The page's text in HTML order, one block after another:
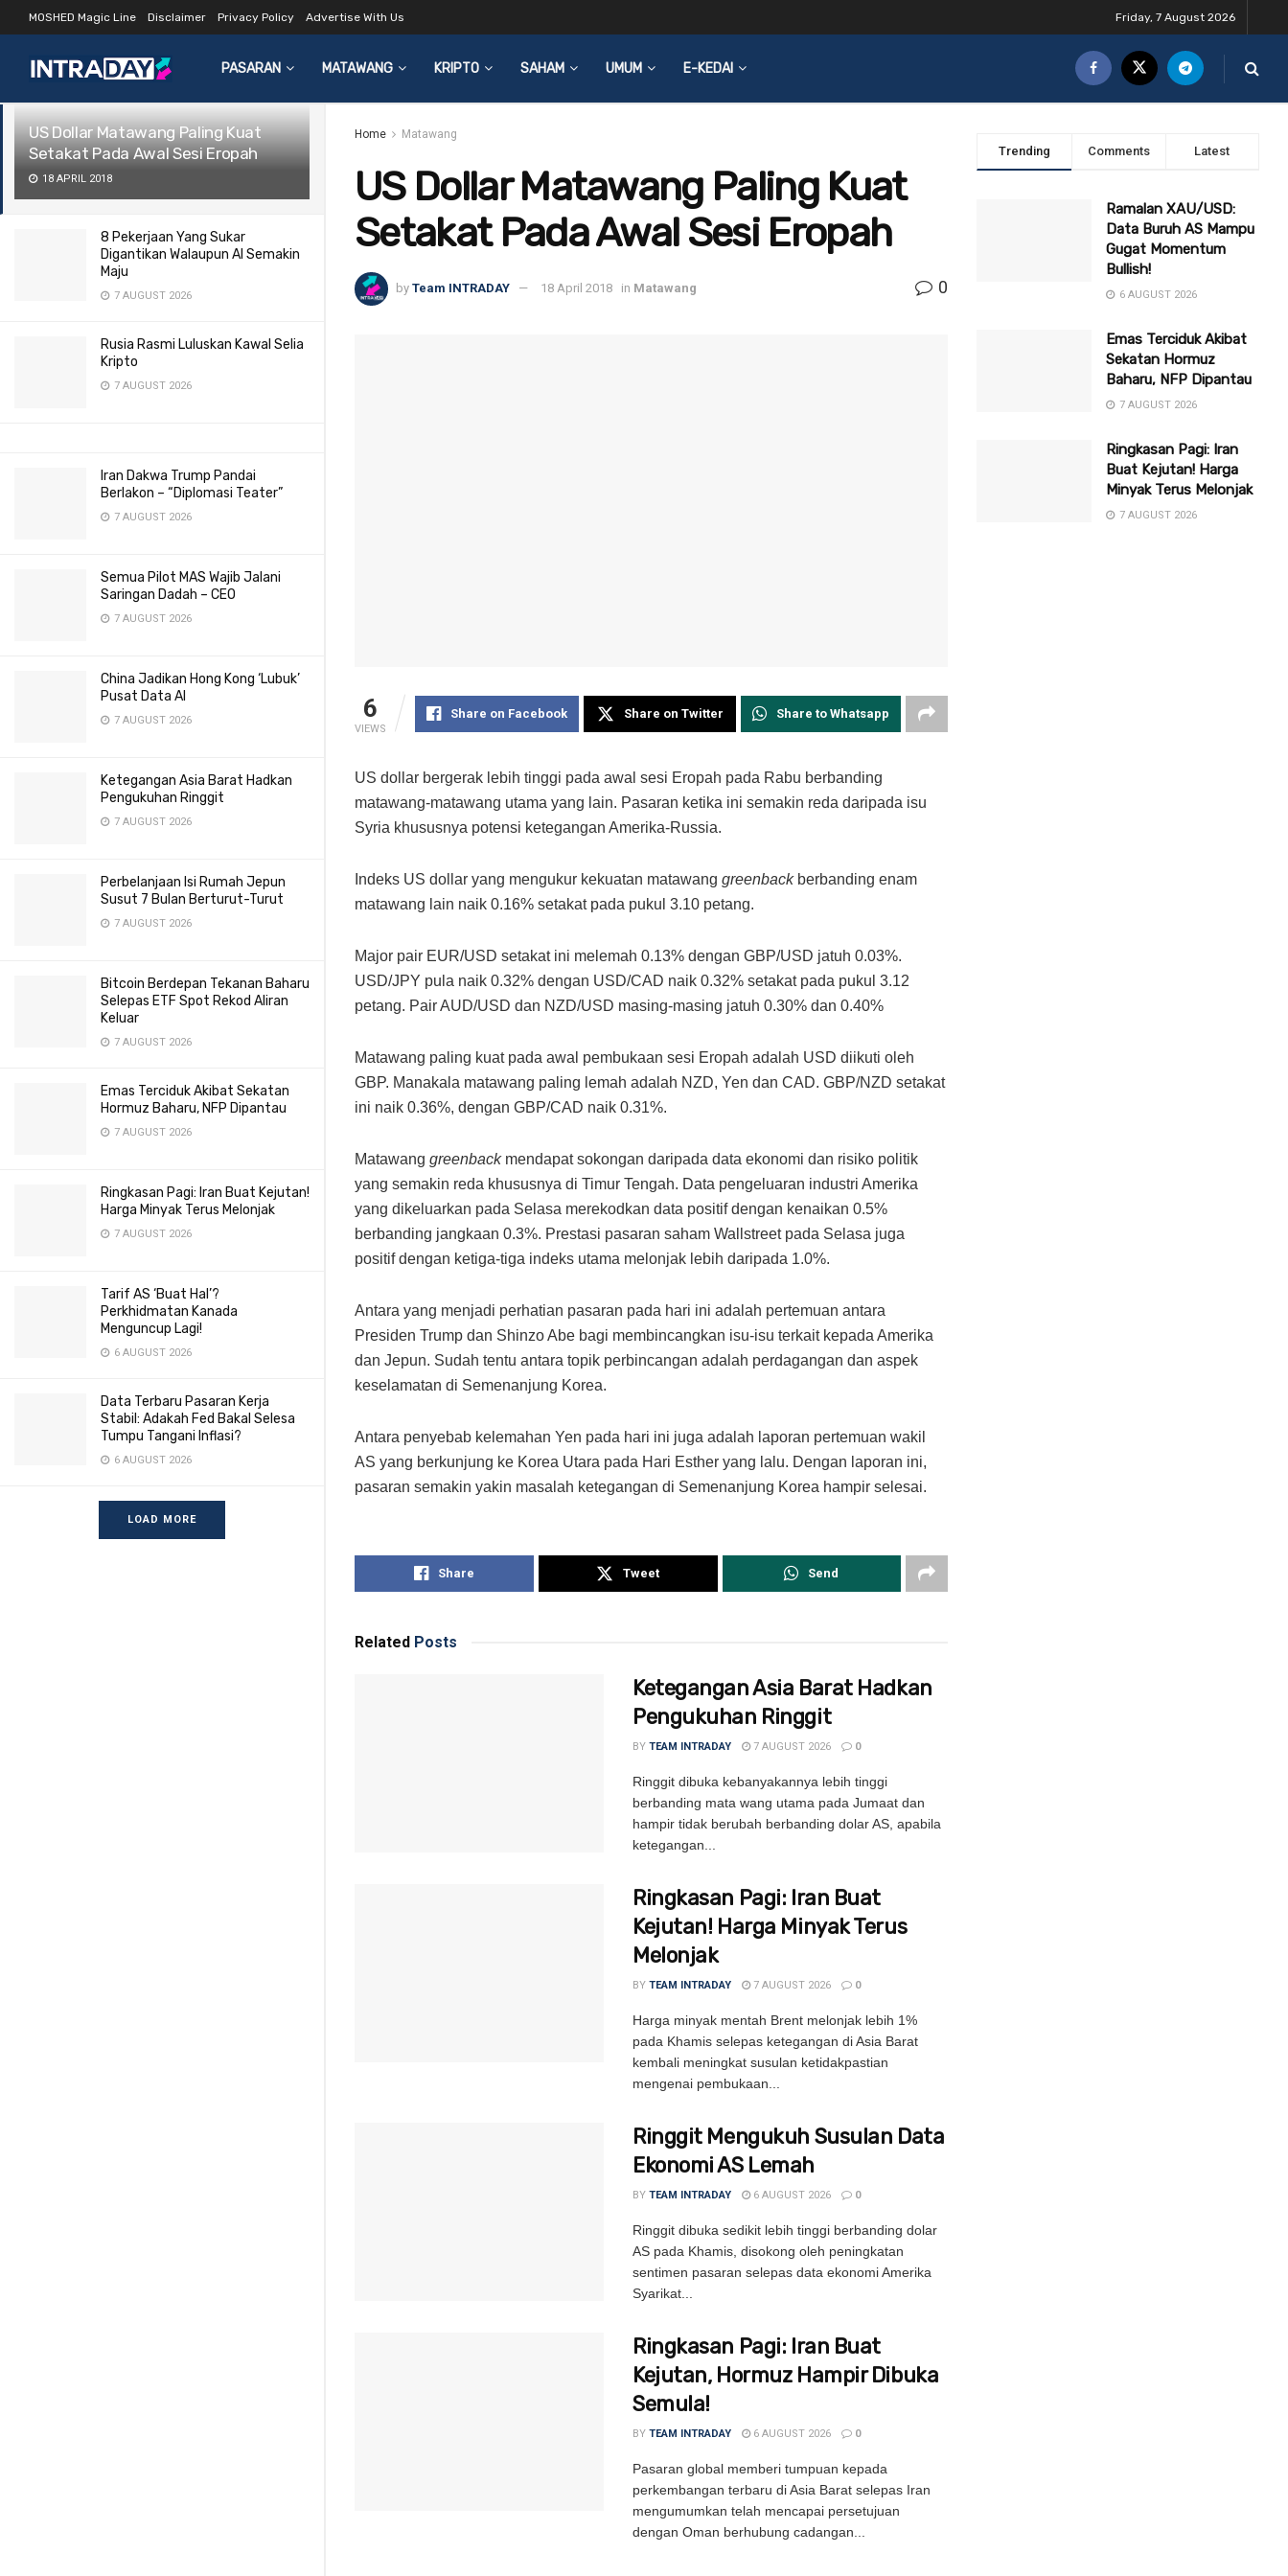
LATEST TRENDING Filter
US Dollar Matawang Paling Kuat
Setakat Pada Awal Sesi Eropah
18 APRIL 2018
8 Pekerjaan Yang Sukar
Digantikan Walaupun AI Semakin
Maju
7 AUGUST 2026
Rusia Rasmi Luluskan Kawal Selia
Kripto
7 AUGUST 2026
Iran Dakwa Trump Pandai
Berlakon – “Diplomasi Teater”
7 AUGUST 2026
Semua Pilot MAS Wajib Jalani
Saringan Dadah – CEO
7 AUGUST 2026
China Jadikan Hong Kong ‘Lubuk’
Pusat Data AI
7 AUGUST 2026
Ketegangan Asia Barat Hadkan
Pengukuhan Ringgit
7 AUGUST 2026
Perbelanjaan Isi Rumah Jepun
Susut 7 Bulan Berturut-Turut
7 AUGUST 2026
Bitcoin Berdepan Tekanan Baharu
Selepas ETF Spot Rekod Aliran
Keluar
7 AUGUST 2026
Emas Terciduk Akibat Sekatan
Hormuz Baharu, NFP Dipantau
7 AUGUST 2026
Ringkasan Pagi: Iran Buat Kejutan!
Harga Minyak Terus Melonjak
7 AUGUST 2026
Tarif AS ‘Buat Hal’?
Perkhidmatan Kanada
Menguncup Lagi!
6 AUGUST 2026
Data Terbaru Pasaran Kerja
Stabil: Adakah Fed Bakal Selesa
Tumpu Tangani Inflasi?
6 AUGUST 2026
LOAD MORE
MOSHED Magic Line Disclaimer Privacy Policy Advertise With Us Friday, 7 August 2026
PASARAN MATAWANG KRIPTO SAHAM UMUM E-KEDAI
Home Matawang
US Dollar Matawang Paling Kuat
Setakat Pada Awal Sesi Eropah
by Team INTRADAY 18 April 2018 in Matawang 0
6
VIEWS
Share on Facebook Share on Twitter Share to Whatsapp
US dollar bergerak lebih tinggi pada awal sesi Eropah pada Rabu berbanding
matawang-matawang utama yang lain. Pasaran ketika ini semakin reda daripada isu
Syria khususnya potensi ketegangan Amerika-Russia.
Indeks US dollar yang mengukur kekuatan matawang greenbackberbanding enam
matawang lain naik 0.16% setakat pada pukul 3.10 petang.
Major pair EUR/USD setakat ini melemah 0.13% dengan GBP/USD jatuh 0.03%.
USD/JPY pula naik 0.32% dengan USD/CAD naik 0.32% setakat pada pukul 3.12
petang. Pair AUD/USD dan NZD/USD masing-masing jatuh 0.30% dan 0.40%
Matawang paling kuat pada awal pembukaan sesi Eropah adalah USD diikuti oleh
GBP. Manakala matawang paling lemah adalah NZD, Yen dan CAD. GBP/NZD setakat
ini naik 0.36%, dengan GBP/CAD naik 0.31%.
Matawang greenbackmendapat sokongan daripada data ekonomi dan risiko politik
yang semakin reda khususnya di Timur Tengah. Data pengeluaran industri Amerika
yang dikeluarkan pada Selasa merekodkan data positif dengan kenaikan 0.5%
berbanding jangkaan 0.3%. Prestasi pasaran saham Wallstreet pada Selasa juga
positif dengan ketiga-tiga indeks utama melonjak lebih daripada 1.0%.
Antara yang menjadi perhatian pasaran pada hari ini adalah pertemuan antara
Presiden Trump dan Shinzo Abe bagi membincangkan isu-isu terkait kepada Amerika
dan Jepun. Sudah tentu antara topik perbincangan adalah perdagangan dan aspek
keselamatan di Semenanjung Korea.
Antara penyebab kelemahan Yen pada hari ini juga adalah laporan pertemuan wakil
AS yang berkunjung ke Korea Utara pada Hari Esther yang lalu. Dengan laporan ini,
pasaran semakin yakin masalah ketegangan di Semenanjung Korea hampir selesai.
Share Tweet Send
Related Posts
Ketegangan Asia Barat Hadkan
Pengukuhan Ringgit
BY TEAM INTRADAY 7 AUGUST 2026 0
Ringgit dibuka kebanyakannya lebih tinggi
berbanding mata wang utama pada Jumaat dan
hampir tidak berubah berbanding dolar AS, apabila
ketegangan...
Ringkasan Pagi: Iran Buat
Kejutan! Harga Minyak Terus
Melonjak
BY TEAM INTRADAY 7 AUGUST 2026 0
Harga minyak mentah Brent melonjak lebih 1%
pada Khamis selepas ketegangan di Asia Barat
kembali meningkat susulan ketidakpastian
mengenai pembukaan...
Ringgit Mengukuh Susulan Data
Ekonomi AS Lemah
BY TEAM INTRADAY 6 AUGUST 2026 0
Ringgit dibuka sedikit lebih tinggi berbanding dolar
AS pada Khamis, disokong oleh peningkatan
sentimen pasaran selepas data ekonomi Amerika
Syarikat...
Ringkasan Pagi: Iran Buat
Kejutan, Hormuz Hampir Dibuka
Semula!
BY TEAM INTRADAY 6 AUGUST 2026 0
Pasaran global memberi tumpuan kepada
perkembangan terbaru di Asia Barat selepas Iran
mengumumkan telah mencapai persetujuan
dengan Oman berhubung cadangan...
Trending Comments Latest
Ramalan XAU/USD:
Data Buruh AS Mampu
Gugat Momentum
Bullish!
6 AUGUST 2026
Emas Terciduk Akibat
Sekatan Hormuz
Baharu, NFP Dipantau
7 AUGUST 2026
Ringkasan Pagi: Iran
Buat Kejutan! Harga
Minyak Terus Melonjak
7 AUGUST 2026